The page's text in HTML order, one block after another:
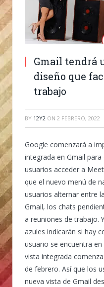
Gmail tendrá
diseño que
trabajo
BY 12Y2 ON 2 FEBRERO, 2022
Google comenzará a
integrada en Gmail
usuarios acceder a
que el nuevo menú de
usuarios alternar entre
Gmail, los chats
a reuniones de trabajo.
azules indicarán si hay
usuario se encuentra
vista integrada
de febrero. Así que los
nueva vista de Gmail